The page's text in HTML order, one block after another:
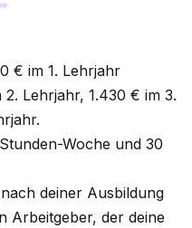
€ im 1. Lehrjahr
Lehrjahr, 1.430 € im 3.
Woche und 30
nach deiner Ausbildung
Arbeitgeber, der deine